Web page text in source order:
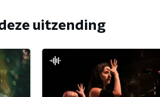
uitzending